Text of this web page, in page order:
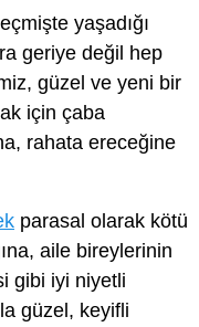
yaşadığı
geriye değil hep
güzel ve yeni bir
için çaba
rahata ereceğine
parasal olarak kötü
aile bireylerinin
gibi iyi niyetli
güzel, keyifli